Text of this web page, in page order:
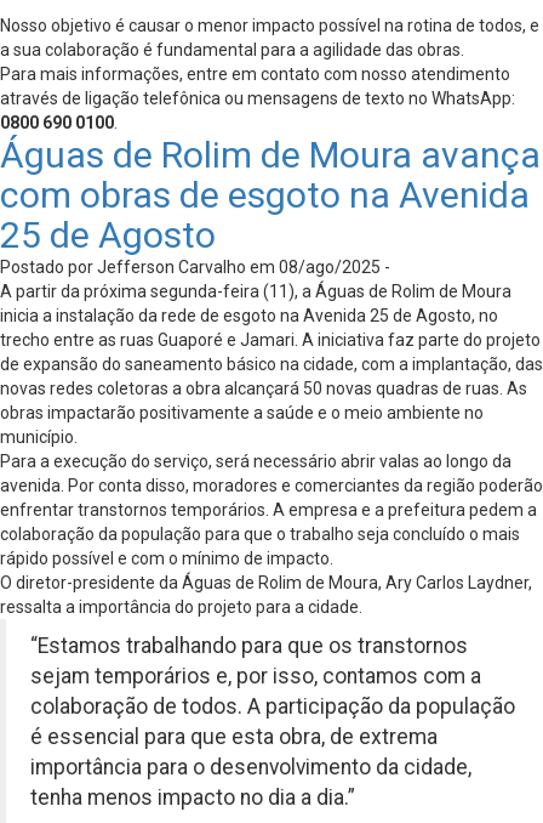
Nosso objetivo é causar o menor impacto possível na rotina de todos, e
a sua colaboração é fundamental para a agilidade das obras.
Para mais informações, entre em contato com nosso atendimento
através de ligação telefônica ou mensagens de texto no WhatsApp:
0800 690 0100
Águas de Rolim de Moura avança
com obras de esgoto na Avenida
25 de Agosto
Postado por Jefferson Carvalho em 08/ago/2025 -
A partir da próxima segunda-feira (11), a Águas de Rolim de Moura
inicia a instalação da rede de esgoto na Avenida 25 de Agosto, no
trecho entre as ruas Guaporé e Jamari. A iniciativa faz parte do projeto
de expansão do saneamento básico na cidade, com a implantação, das
novas redes coletoras a obra alcançará 50 novas quadras de ruas. As
obras impactarão positivamente a saúde e o meio ambiente no
município.
Para a execução do serviço, será necessário abrir valas ao longo da
avenida. Por conta disso, moradores e comerciantes da região poderão
enfrentar transtornos temporários. A empresa e a prefeitura pedem a
colaboração da população para que o trabalho seja concluído o mais
rápido possível e com o mínimo de impacto.
O diretor-presidente da Águas de Rolim de Moura, Ary Carlos Laydner,
ressalta a importância do projeto para a cidade.
“Estamos trabalhando para que os transtornos
sejam temporários e, por isso, contamos com a
colaboração de todos. A participação da população
é essencial para que esta obra, de extrema
importância para o desenvolvimento da cidade,
tenha menos impacto no dia a dia.”